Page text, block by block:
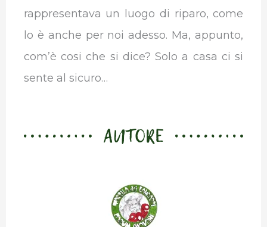
rappresentava un luogo di riparo, come
lo è anche per noi adesso. Ma, appunto,
com’è cosi che si dice? Solo a casa ci si
sente al sicuro…
AUTORE